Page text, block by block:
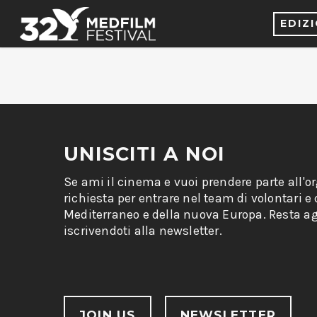
UNISCITI A NOI
Se ami il cinema e vuoi prendere parte
richiesta per entrare nel team di volontari
Mediterraneo e della nuova Europa. Resta
iscrivendoti alla newsletter.